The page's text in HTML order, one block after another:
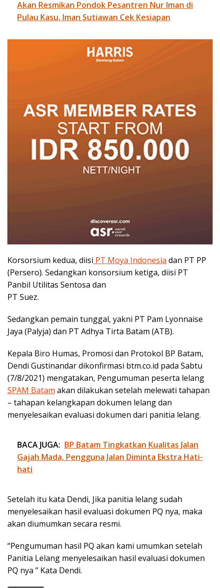
Akan Resmikan Pondok Pesantren Nur Iman di
Pulau Kasu, Iman Sutiawan Cek Kesiapan
Korsorsium kedua, diisi PT Moya Indonesia dan PT PP
(Persero). Sedangkan konsorsium ketiga, diisi PT
Panbil Utilitas Sentosa dan
PT Suez.
Sedangkan pemain tunggal, yakni PT Pam Lyonnaise
Jaya (Palyja) dan PT Adhya Tirta Batam (ATB).
Kepala Biro Humas, Promosi dan Protokol BP Batam,
Dendi Gustinandar dikonfirmasi btm.co.id pada Sabtu
(7/8/2021) mengatakan, Pengumuman peserta lelang
SPAM Batam akan dilakukan setelah melewati tahapan
– tahapan kelangkapan dokumen lelang dan
menyelesaikan evaluasi dokumen dari panitia lelang.
BACA JUGA: BP Batam Tingkatkan Kualitas Jalan
Gajah Mada, Pengguna Jalan Diminta Ekstra Hati-
hati
Setelah itu kata Dendi, Jika panitia lelang sudah
menyelesaikan hasil evaluasi dokumen PQ nya, maka
akan diumumkan secara resmi.
“Pengumuman hasil PQ akan kami umumkan setelah
Panitia Lelang menyelesaikan hasil evaluasi dokumen
PQ nya ” Kata Dendi.